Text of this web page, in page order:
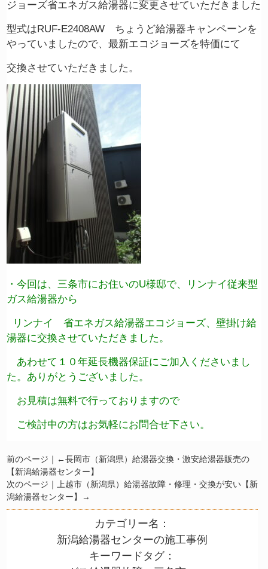
ジョーズ省エネガス給湯器に変更させていただきました
型式はRUF-E2408AW ちょうど給湯器キャンペーンを
やっていましたので、最新エコジョーズを特価にて
交換させていただきました。
・今回は、三条市にお住いのU様邸で、リンナイ従来型
ガス給湯器から
リンナイ 省エネガス給湯器エコジョーズ、壁掛け給
湯器に交換させていただきました。
あわせて１０年延長機器保証にご加入くださいまし
た。ありがとうございました。
お見積は無料で行っておりますので
ご検討中の方はお気軽にお問合せ下さい。
前のページ｜←長岡市（新潟県）給湯器交換・激安給湯器販売の
【新潟給湯器センター】
次のページ｜
上越市（新潟県）給湯器故障・修理・交換が安い【新
潟給湯器センター】
→
カテゴリー名：
新潟給湯器センターの施工事例
キーワードタグ：